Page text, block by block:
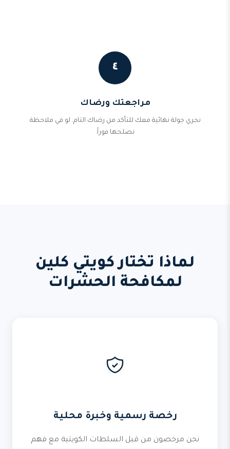
٤
مراجعتك ورضاك
نجري جولة نهائية معك للتأكد من رضاك التام. لو في ملاحظة
نصلحها فوراً.
لماذا تختار كويتي كلين
لمكافحة الحشرات
رخصة رسمية وخبرة محلية
نحن مرخصون من قبل السلطات الكويتية مع فهم